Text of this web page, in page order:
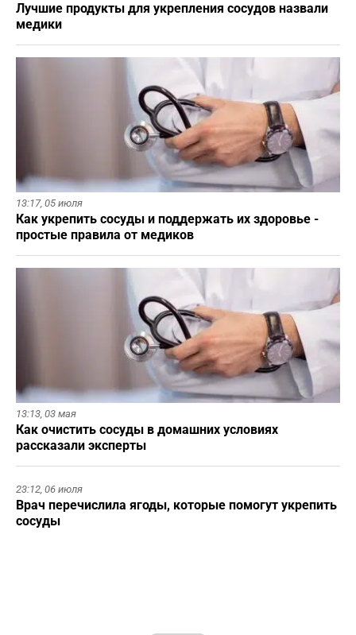
Лучшие продукты для укрепления сосудов назвали
медики
13:17, 05 июля
Как укрепить сосуды и поддержать их здоровье -
простые правила от медиков
13:13, 03 мая
Как очистить сосуды в домашних условиях
рассказали эксперты
23:12, 06 июля
Врач перечислила ягоды, которые помогут укрепить
сосуды